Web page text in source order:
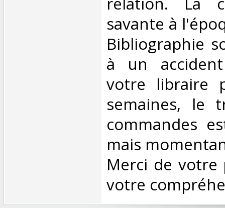
savante à
Bibliographie
à un
votre libraire
semaines, le
commandes
mais
Merci de votre
votre